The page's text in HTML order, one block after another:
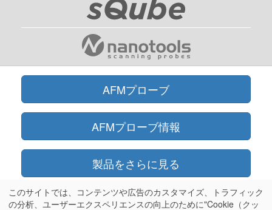
AFMプローブ
AFMプローブ情報
製品をさらに見る
オンラインショップ
このサイトでは、コンテンツや広告のカスタマイズ、トラフィック
の分析、ユーザーエクスペリエンスの向上のために"Cookie（クッ